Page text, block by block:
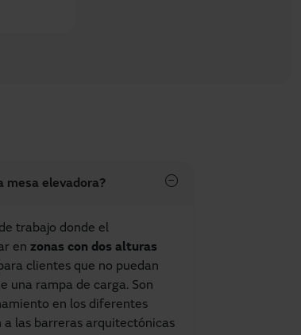
mesa elevadora?
trabajo donde el
en zonas con dos alturas
clientes que no puedan
una rampa de carga. Son
en los diferentes
a las barreras arquitectónicas